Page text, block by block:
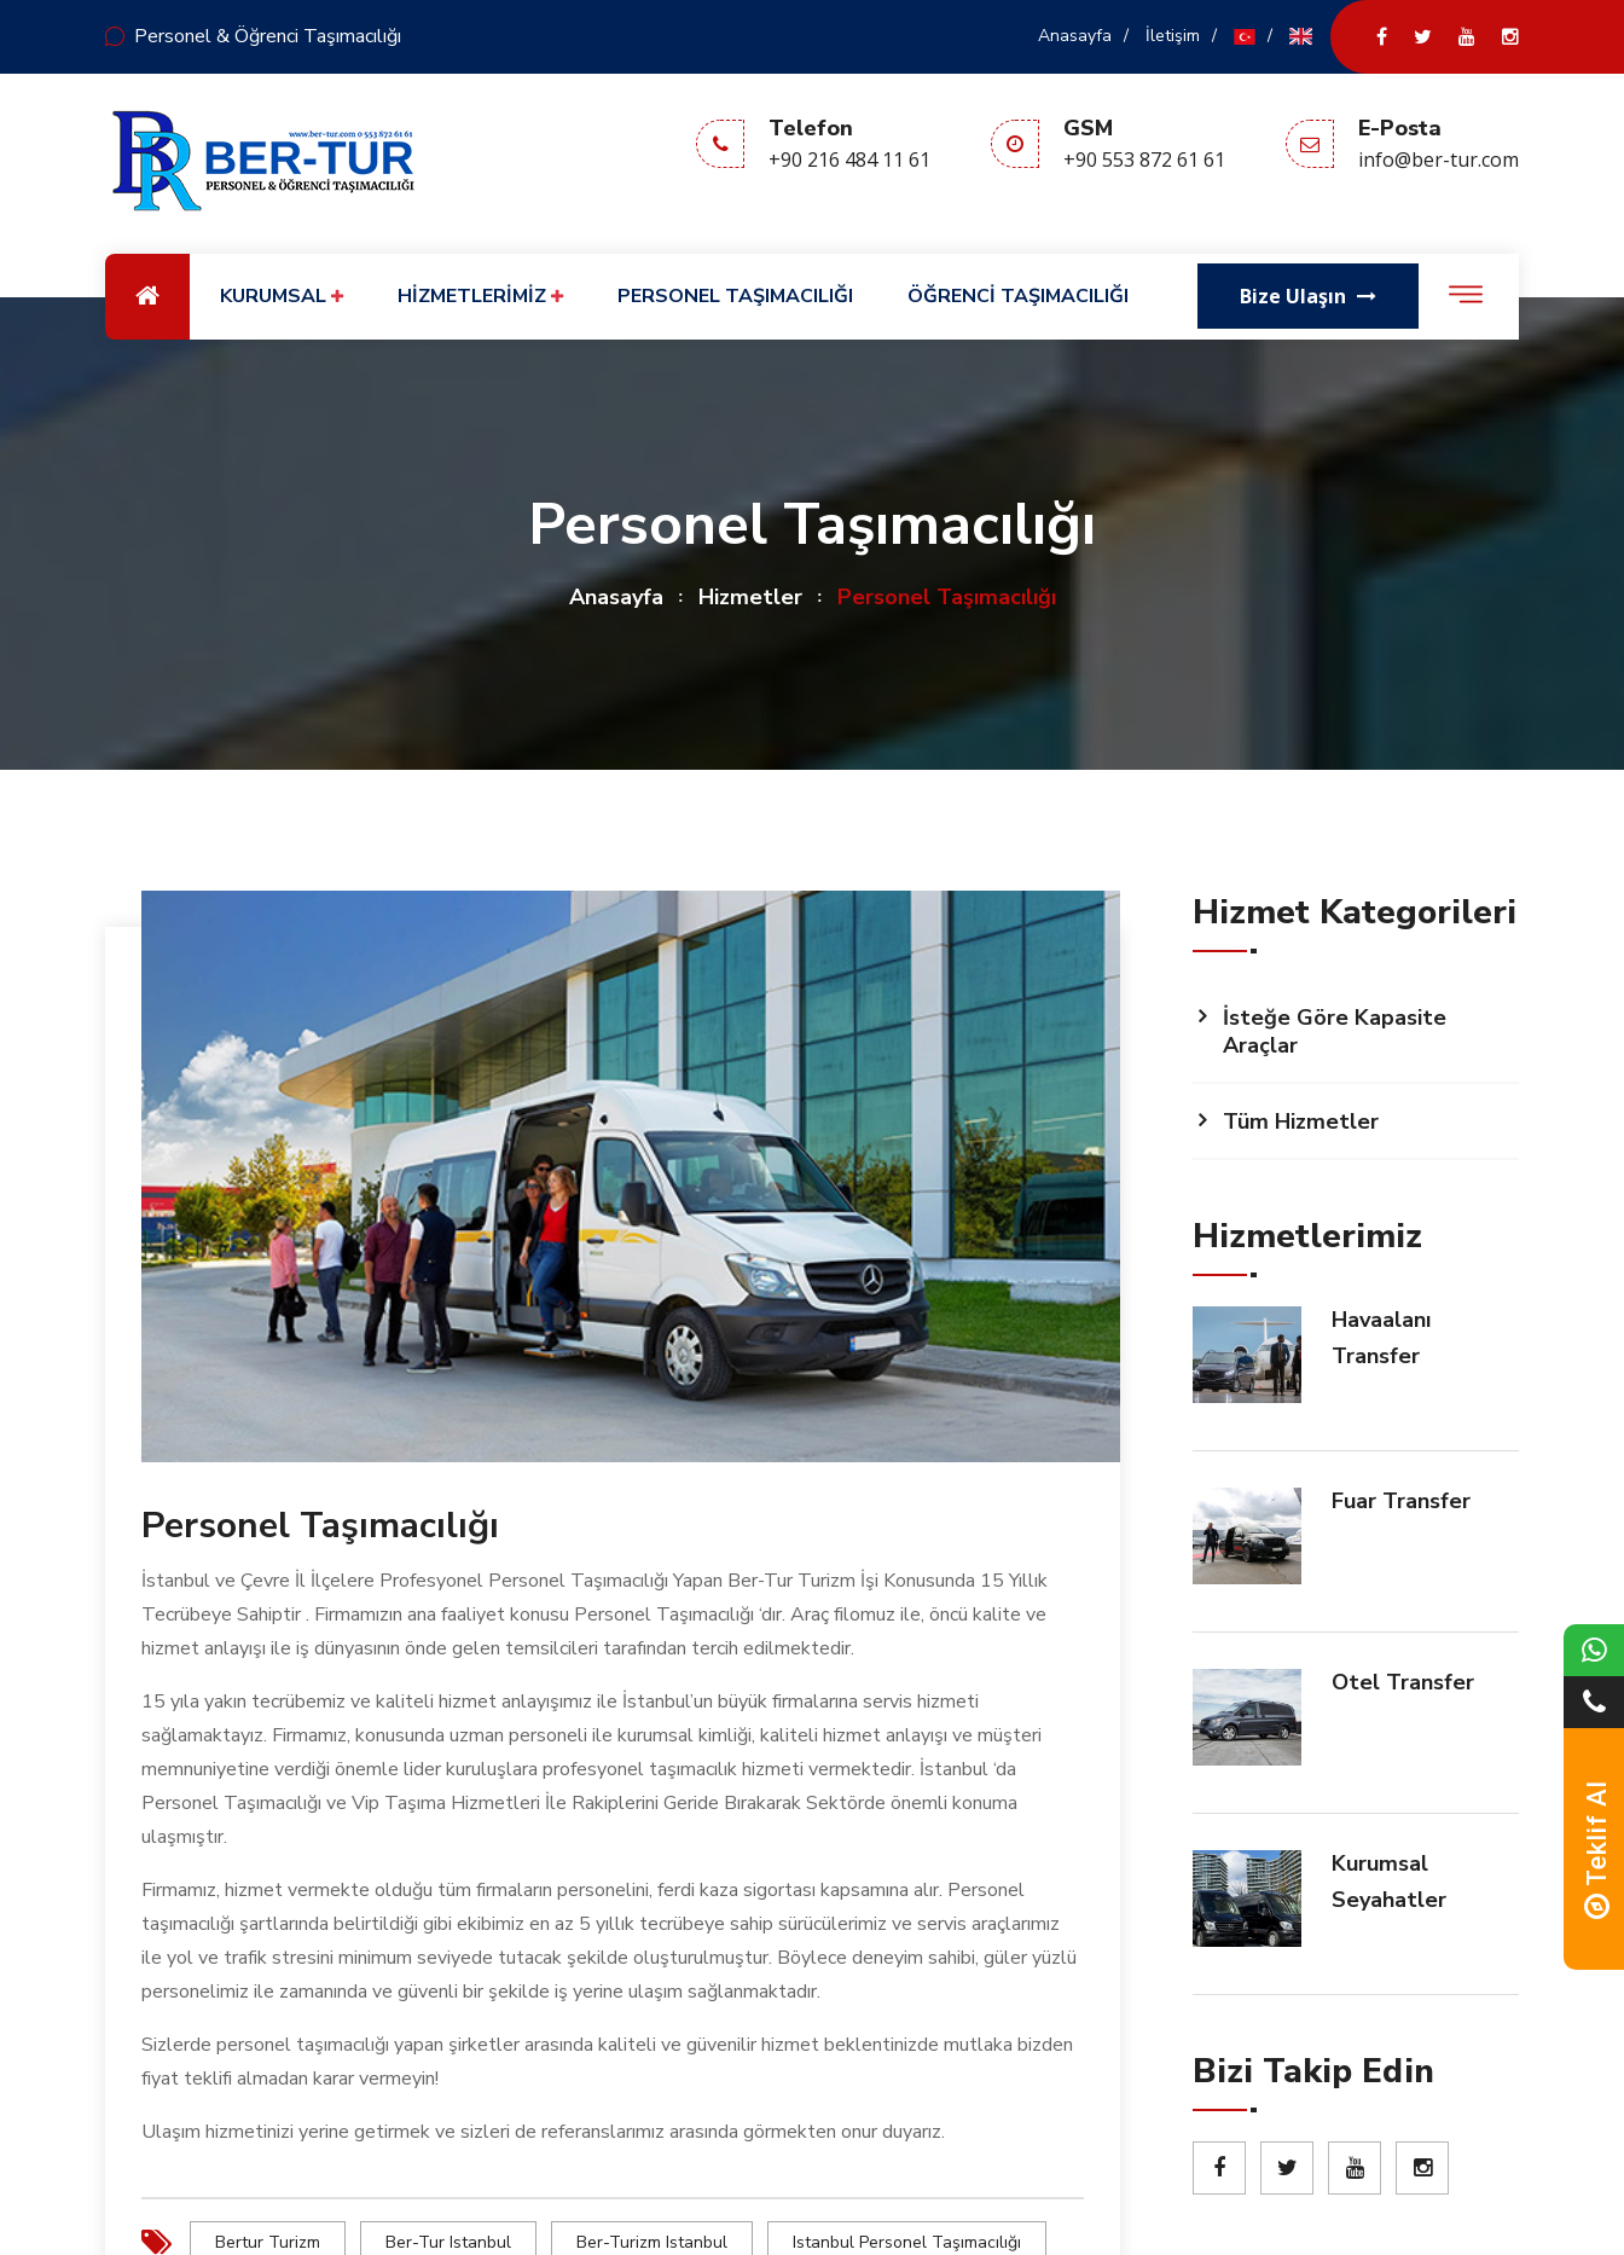
Teklif Al
Personel & Öğrenci Taşımacılığı Anasayfa İletişim
Telefon
+90 216 484 11 61
GSM
+90 553 872 61 61
E-Posta
info@ber-tur.com
KURUMSAL HİZMETLERİMİZ PERSONEL TAŞIMACILIĞI ÖĞRENCİ TAŞIMACILIĞI Bize Ulaşın
Personel Taşımacılığı
Anasayfa Hizmetler Personel Taşımacılığı
Personel Taşımacılığı
İstanbul ve Çevre İl İlçelere Profesyonel Personel Taşımacılığı Yapan Ber-Tur Turizm İşi Konusunda 15 Yıllık
Tecrübeye Sahiptir . Firmamızın ana faaliyet konusu Personel Taşımacılığı ‘dır. Araç filomuz ile, öncü kalite ve
hizmet anlayışı ile iş dünyasının önde gelen temsilcileri tarafından tercih edilmektedir.
15 yıla yakın tecrübemiz ve kaliteli hizmet anlayışımız ile İstanbul’un büyük firmalarına servis hizmeti
sağlamaktayız. Firmamız, konusunda uzman personeli ile kurumsal kimliği, kaliteli hizmet anlayışı ve müşteri
memnuniyetine verdiği önemle lider kuruluşlara profesyonel taşımacılık hizmeti vermektedir. İstanbul ‘da
Personel Taşımacılığı ve Vip Taşıma Hizmetleri İle Rakiplerini Geride Bırakarak Sektörde önemli konuma
ulaşmıştır.
Firmamız, hizmet vermekte olduğu tüm firmaların personelini, ferdi kaza sigortası kapsamına alır. Personel
taşımacılığı şartlarında belirtildiği gibi ekibimiz en az 5 yıllık tecrübeye sahip sürücülerimiz ve servis araçlarımız
ile yol ve trafik stresini minimum seviyede tutacak şekilde oluşturulmuştur. Böylece deneyim sahibi, güler yüzlü
personelimiz ile zamanında ve güvenli bir şekilde iş yerine ulaşım sağlanmaktadır.
Sizlerde personel taşımacılığı yapan şirketler arasında kaliteli ve güvenilir hizmet beklentinizde mutlaka bizden
fiyat teklifi almadan karar vermeyin!
Ulaşım hizmetinizi yerine getirmek ve sizleri de referanslarımız arasında görmekten onur duyarız.
Bertur Turizm Ber-Tur Istanbul Ber-Turizm Istanbul
Istanbul Personel Taşımacılığı
Hizmet Kategorileri
İsteğe Göre Kapasite
Araçlar
Tüm Hizmetler
Hizmetlerimiz
Havaalanı
Transfer
Fuar Transfer
Otel Transfer
Kurumsal
Seyahatler
Bizi Takip Edin